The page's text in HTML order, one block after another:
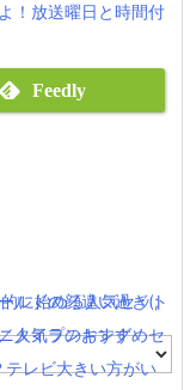
！放送曜日と時間付
Feedly
ルドの顔違い過ぎ(;
レビ大きい方がい
に始める人気セット
タイプのおすすめセ
人気ランキング